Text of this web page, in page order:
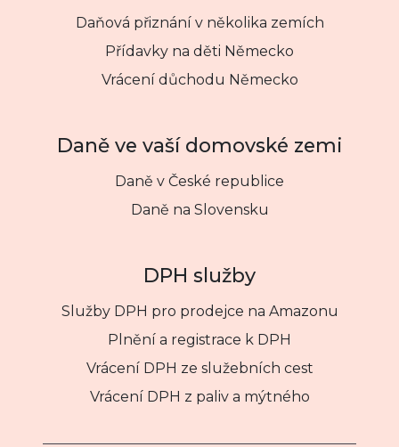
Daňová přiznání v několika zemích
Přídavky na děti Německo
Vrácení důchodu Německo
Daně ve vaší domovské zemi
Daně v České republice
Daně na Slovensku
DPH služby
Služby DPH pro prodejce na Amazonu
Plnění a registrace k DPH
Vrácení DPH ze služebních cest
Vrácení DPH z paliv a mýtného